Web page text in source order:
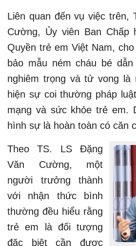
Liên quan đến vụ việc trên,
Cường, Ủy viên Ban Chấp
Quyền trẻ em Việt Nam,
bảo mẫu ném cháu bé
nghiêm trọng và tử vong là
hiện sự coi thường pháp
mạng và sức khỏe trẻ em.
hình sự là hoàn toàn có căn
Theo TS. LS Đặng
Văn Cường, một
người trưởng thành
với nhận thức bình
thường đều hiểu rằng
trẻ em là đối tượng
đặc biệt cần được